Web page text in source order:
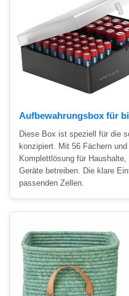
Aufbewahrungsbox für
Diese Box ist speziell für die
konzipiert. Mit 56 Fächern
Komplettlösung für
Geräte betreiben. Die klare
passenden Zellen.